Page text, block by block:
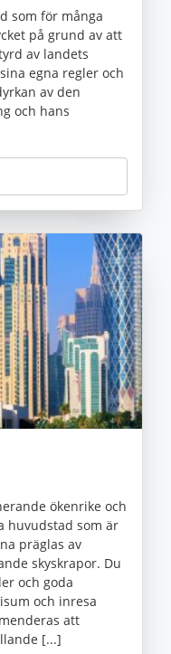
som för många
på grund av att
av landets
egna regler och
av den
och hans
ökenrike och
huvudstad som är
präglas av
skyskrapor. Du
och goda
och inresa
att
[...]